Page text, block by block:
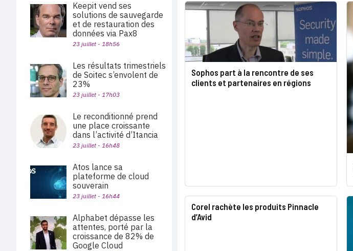
Sophos part à la rencontre de ses
clients et partenaires en régions
Corel rachète les produits Pinnacle
d’Avid
Keepit vend ses
solutions de sauvegarde
et de restauration des
données via Pax8
23 juillet - 18h56
Les résultats trimestriels
de Soitec s’envolent de
23%
23 juillet - 17h03
Le reconditionné prend
une place croissante
dans l’activité d’Itancia
23 juillet - 16h48
Atos lance sa
plateforme de cloud
souverain
23 juillet - 16h44
Alphabet dépasse les
attentes, porté par la
croissance de 82% de
Google Cloud